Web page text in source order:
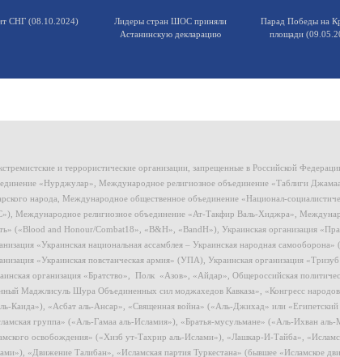
СНГ (08.10.2024)
Лидеры стран ШОС приняли
Астанинскую декларацию
Парад Победы на
площади
и террористические организации, запрещенные в Российской
«Нурджулар», Международное религиозное объединение «Таблиги
народа, Международное общественное объединение «Национал-
Международное религиозное объединение «Ат-Такфир Валь-Хиджра»,
(«Blood and Honour/Combat18», «B&H», «BandH»), Украинская организация
«Украинская национальная ассамблея – Украинская народная
«Украинская повстанческая армия» (УПА), Украинская организация
организация «Братство», Полк «Азов», «Айдар», Общероссийская
Маджлисуль Шура Объединенных сил моджахедов Кавказа», «Конгресс
Каида»), «Асбат аль-Ансар», «Священная война» («Аль-Джихад» или «Египетский
группа» («Аль-Гамаа аль-Исламия»), «Братья-мусульмане» («Аль-Ихван
освобождения» («Хизб ут-Тахрир аль-Ислами»), «Лашкар-И-Тайба»,
«Движение Талибан», «Исламская партия Туркестана» (бывшее «Исламское